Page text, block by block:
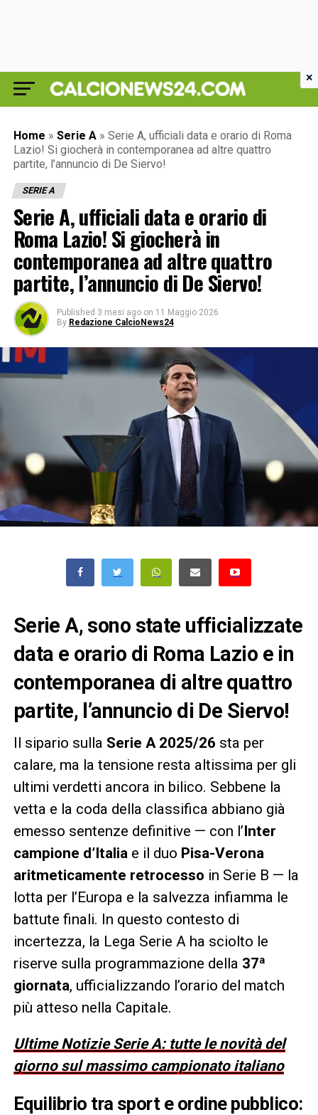
Home » Serie A » Serie A, ufficiali data e orario di Roma
Lazio! Si giocherà in contemporanea ad altre quattro
partite, l’annuncio di De Siervo!
SERIE A
Serie A, ufficiali data e orario di
Roma Lazio! Si giocherà in
contemporanea ad altre quattro
partite, l’annuncio di De Siervo!
Published 3 mesi ago on 11 Maggio 2026
By Redazione CalcioNews24
Serie A, sono state ufficializzate
data e orario di Roma Lazio e in
contemporanea di altre quattro
partite, l’annuncio di De Siervo!
Il sipario sulla Serie A 2025/26 sta per
calare, ma la tensione resta altissima per gli
ultimi verdetti ancora in bilico. Sebbene la
vetta e la coda della classifica abbiano già
emesso sentenze definitive — con l’Inter
campione d’Italia e il duo Pisa-Verona
aritmeticamente retrocesso in Serie B — la
lotta per l’Europa e la salvezza infiamma le
battute finali. In questo contesto di
incertezza, la Lega Serie A ha sciolto le
riserve sulla programmazione della 37ª
giornata, ufficializzando l’orario del match
più atteso nella Capitale.
Ultime Notizie Serie A: tutte le novità del
giorno sul massimo campionato italiano
Equilibrio tra sport e ordine pubblico:
×